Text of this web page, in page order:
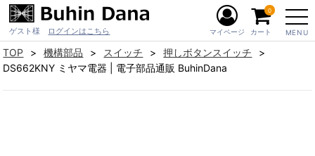
ゲスト様 ログインはこちら MENU
マイページ カート
0
TOP 機構部品 スイッチ
押しボタンスイッチ
DS662KNY ミヤマ電器 | 電子部品通販 BuhinDana